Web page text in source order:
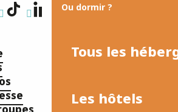
Ou dormir ?
Tous les
Les hôtels